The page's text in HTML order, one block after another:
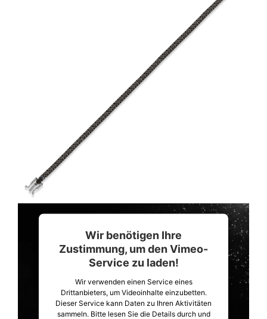
Wir benötigen Ihre
Zustimmung, um den Vimeo-
Service zu laden!
Wir verwenden einen Service eines
Drittanbieters, um Videoinhalte einzubetten.
Dieser Service kann Daten zu Ihren Aktivitäten
sammeln. Bitte lesen Sie die Details durch und